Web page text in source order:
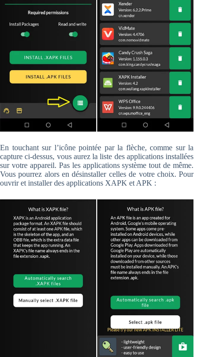
En touchant sur l’icône pointée par la flèche, comme sur la
capture ci-dessus, vous aurez la liste des applications installées
sur votre appareil. Pas les applications système tout de même.
Vous pourrez alors en désinstaller celles de votre choix. Pour
ouvrir et installer des applications XAPK et APK :